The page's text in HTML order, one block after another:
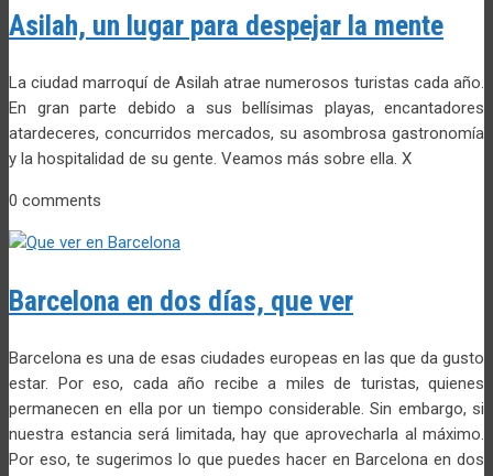
Asilah, un lugar para despejar la mente
La ciudad marroquí de Asilah atrae numerosos turistas cada año.
En gran parte debido a sus bellísimas playas, encantadores
atardeceres, concurridos mercados, su asombrosa gastronomía
y la hospitalidad de su gente. Veamos más sobre ella. X
0 comments
Barcelona en dos días, que ver
Barcelona es una de esas ciudades europeas en las que da gusto
estar. Por eso, cada año recibe a miles de turistas, quienes
permanecen en ella por un tiempo considerable. Sin embargo, si
nuestra estancia será limitada, hay que aprovecharla al máximo.
Por eso, te sugerimos lo que puedes hacer en Barcelona en dos